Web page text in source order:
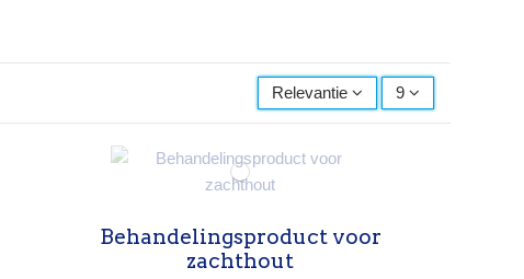
Relevantie 9
Behandelingsproduct voor
zachthout